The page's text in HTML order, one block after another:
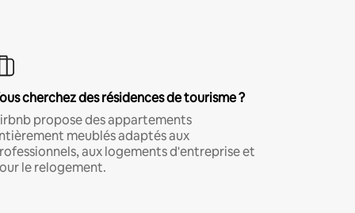
cherchez des résidences de tourisme ?
propose des appartements
meublés adaptés aux
aux logements d'entreprise et
le relogement.